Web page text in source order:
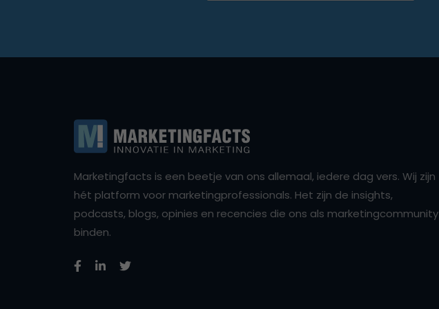
Marketingfacts is een beetje van ons allemaal, iedere dag vers. Wij zijn
hét platform voor marketingprofessionals. Het zijn de insights,
podcasts, blogs, opinies en recencies die ons als marketingcommunity
binden.